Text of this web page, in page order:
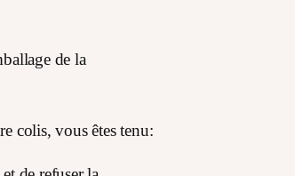
de la
colis, vous êtes tenu: